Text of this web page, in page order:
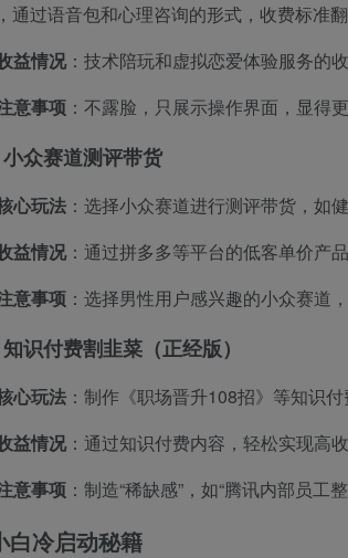
通过语音包和心理咨询的形式，收费标准翻
益情况：技术陪玩和虚拟恋爱体验服务的
意事项 ：不露脸，只展示操作界面，显得更
小众赛道测评带货
心玩法 ：选择小众赛道进行测评带货，如
益情况：通过拼多多等平台的低客单价产
意事项 ：选择男性用户感兴趣的小众赛道
知识付费割韭菜（正经版）
心玩法 ：制作《职场晋升108招》等知识
益情况：通过知识付费内容，轻松实现高收
意事项 ：制造“稀缺感”，如“腾讯内部员工
白冷启动秘籍